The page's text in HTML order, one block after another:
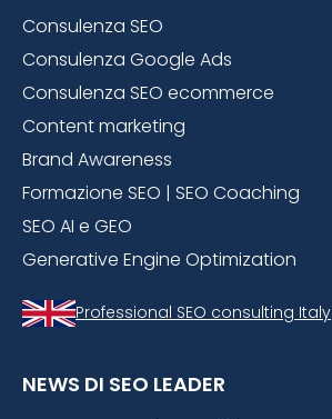
Consulenza SEO
Consulenza Google Ads
Consulenza SEO ecommerce
Content marketing
Brand Awareness
Formazione SEO | SEO Coaching
SEO AI e GEO
Generative Engine Optimization
Professional SEO consulting Italy
NEWS DI SEO LEADER